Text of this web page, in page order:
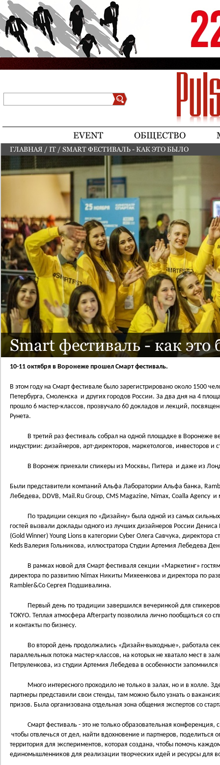
Jump to navigation
EVENT ОБЩЕСТВО
ВЫ ЗДЕСЬ
ГЛАВНАЯ / IT / SMART ФЕСТИВАЛЬ - КАК ЭТО БЫЛО
Smart фестиваль - как это
10-11 октября в Воронеже прошел Смарт фестиваль.
В этом году на Смарт фестивале было зарегистрировано около 1500
Петербурга, Смоленска и других городов России. За два дня на 4
прошло 6 мастер-классов, прозвучало 60 докладов и лекций,
Рунета.
В третий раз фестиваль собрал на одной площадке в Воронеже
индустрии: дизайнеров, арт-директоров, маркетологов, инвесторов и
В Воронеж приехали спикеры из Москвы, Питера и даже из
Были представители компаний Альфа Лаборатории Альфа банка,
Лебедева, DDVB, Mail.Ru Group, CMS Magazine, Nimax, Coalla Agency и
По традиции секция по «Дизайну» была одной из самых сильных
гостей вызвали доклады одного из лучших дизайнеров России Дениса
(Gold Winner) Young Lions в категории Cyber Олега Савчука, директора
Keds Валерия Гольникова, иллюстратора Студии Артемия Лебедева
В рамках новой для Смарт фестиваля секции «Маркетинг» гостям
директора по развитию Nimax Никиты Михеенкова и директора по
Rambler&Co Сергея Подшивалина.
Первый день по традиции завершился вечеринкой для спикеров,
TOKYO. Теплая атмосфера Afterparty позволила лично пообщаться со
и контакты по бизнесу.
Во второй день продолжались «Дизайн-выходные», работала
параллельных потока мастер-классов, на которых не хватало мест в
Петруленкова, из студии Артемия Лебедева в особенности
Много интересного проходило не только в залах, но и в холле.
партнеры представили свои стенды, там можно было узнать о
призов. Была организована отдельная зона общения экспертов со
Смарт фестиваль - это не только образовательная конференция,
чтобы отвлечься от дел, найти вдохновение и партнеров, поделиться
территория для экспериментов, которая создана, чтобы помочь
единомышленников для реализации творческих идей и ресурсы для